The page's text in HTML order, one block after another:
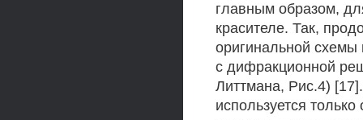
главным образом,
красителе. Так,
оригинальной схемы
с дифракционной
Литтмана, Рис.4)
используется